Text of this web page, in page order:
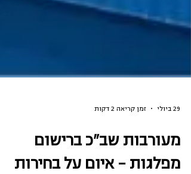
29 ביולי זמן קריאה 2 דקות
מעורבות שב"כ ברישום